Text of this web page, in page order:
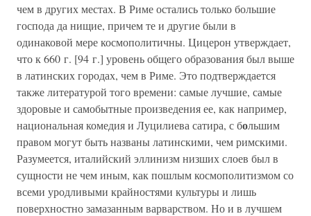
чем в других местах. В Риме остались только большие
господа да нищие, причем те и другие были в
одинаковой мере космополитичны. Цицерон утверждает,
что к 660 г. [94 г.] уровень общего образования был выше
в латинских городах, чем в Риме. Это подтверждается
также литературой того времени: самые лучшие, самые
здоровые и самобытные произведения ее, как например,
национальная комедия и Луцилиева сатира, с большим
правом могут быть названы латинскими, чем римскими.
Разумеется, италийский эллинизм низших слоев был в
сущности не чем иным, как пошлым космополитизмом со
всеми уродливыми крайностями культуры и лишь
поверхностно замазанным варварством. Но и в лучшем